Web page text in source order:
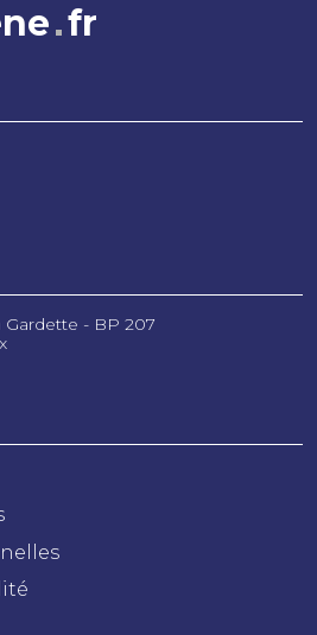
fr
Gardette - BP 207